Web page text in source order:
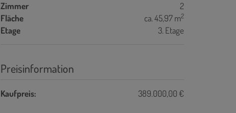
Zimmer
2
Fläche
ca. 45,97 m2
Etage 3. Etage
Preisinformation
Kaufpreis: 389.000,00 €